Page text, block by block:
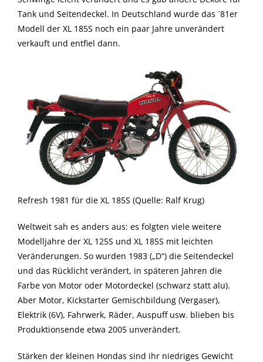
Tank und Seitendeckel. In Deutschland wurde das ´81er
Modell der XL 185S noch ein paar Jahre unverändert
verkauft und entfiel dann.
Refresh 1981 für die XL 185S (Quelle: Ralf Krug)
Weltweit sah es anders aus: es folgten viele weitere
Modelljahre der XL 125S und XL 185S mit leichten
Veränderungen. So wurden 1983 („D“) die Seitendeckel
und das Rücklicht verändert, in späteren Jahren die
Farbe von Motor oder Motordeckel (schwarz statt alu).
Aber Motor, Kickstarter Gemischbildung (Vergaser),
Elektrik (6V), Fahrwerk, Räder, Auspuff usw. blieben bis
Produktionsende etwa 2005 unverändert.
Stärken der kleinen Hondas sind ihr niedriges Gewicht